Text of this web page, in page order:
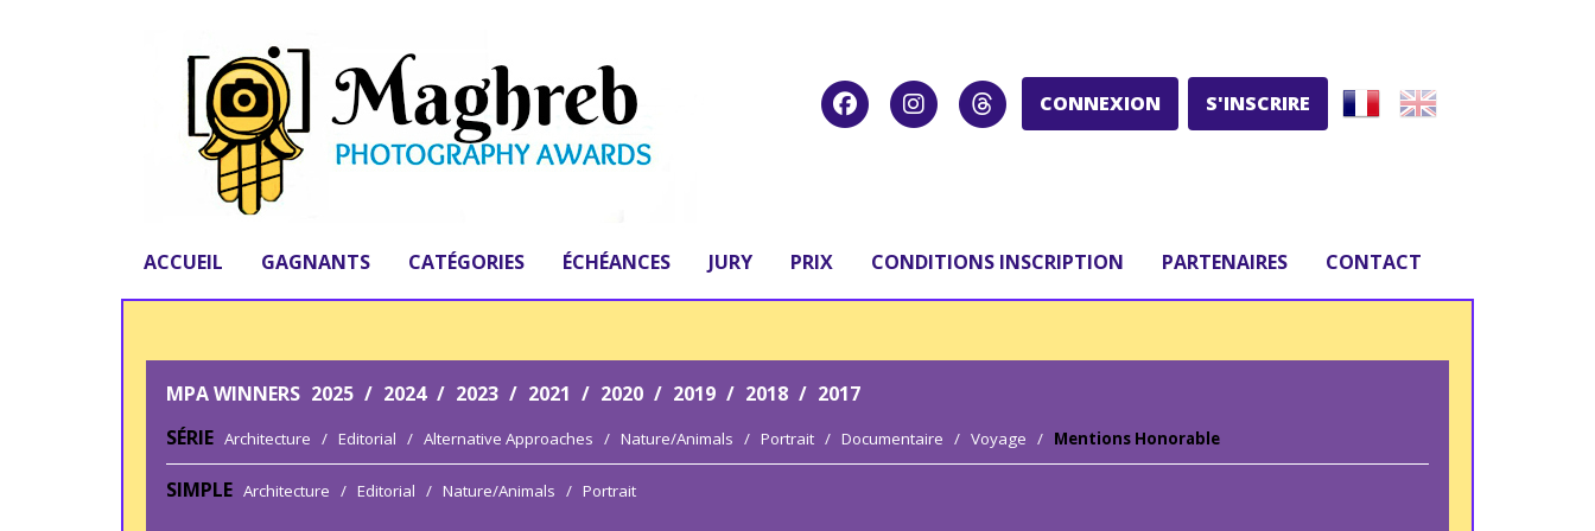
CONNEXION S'INSCRIRE
ACCUEIL GAGNANTS CATÉGORIES ÉCHÉANCES JURY PRIX CONDITIONS INSCRIPTION PARTENAIRES CONTACT
MPA WINNERS 2025 / 2024 / 2023 / 2021 / 2020 / 2019 / 2018 / 2017
SÉRIE Architecture / Editorial / Alternative Approaches / Nature/Animals / Portrait / Documentaire / Voyage / Mentions Honorable
SIMPLE Architecture / Editorial / Nature/Animals / Portrait